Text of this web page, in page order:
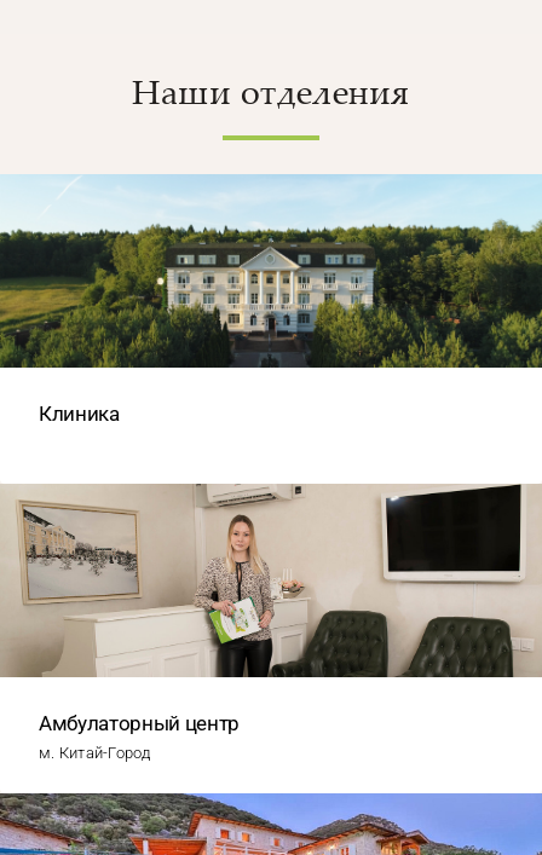
Наши отделения
Клиника
Амбулаторный центр
м. Китай-Город